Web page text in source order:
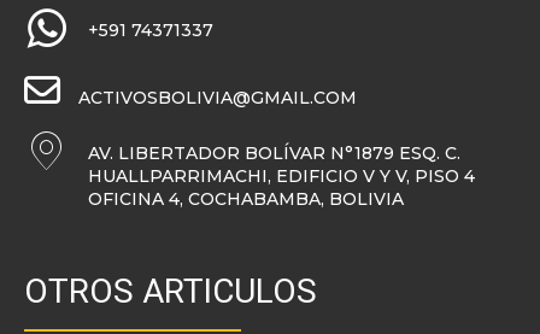
+591 74371337
ACTIVOSBOLIVIA@GMAIL.COM
AV. LIBERTADOR BOLÍVAR N°1879 ESQ. C.
HUALLPARRIMACHI, EDIFICIO V Y V, PISO 4
OFICINA 4, COCHABAMBA, BOLIVIA
OTROS ARTICULOS